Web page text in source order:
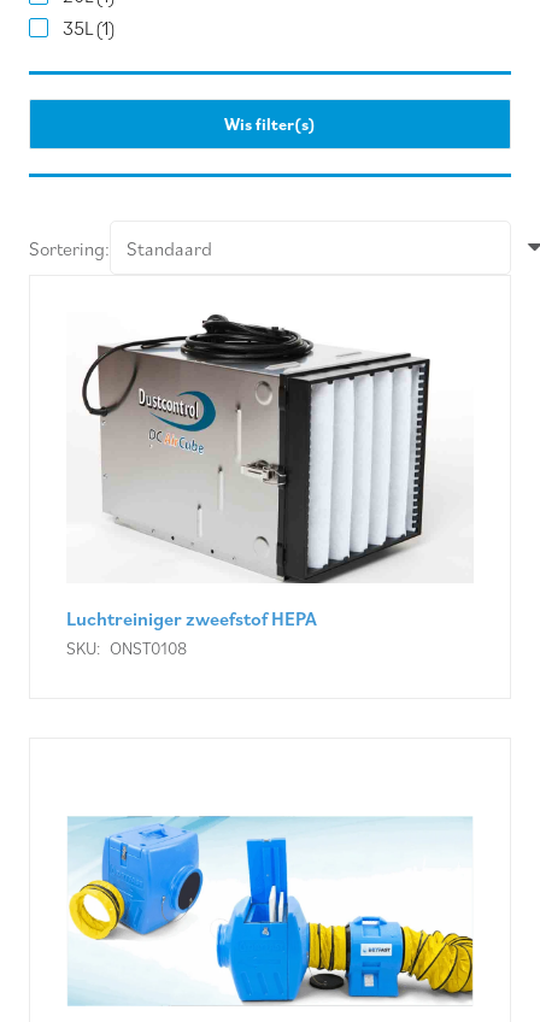
35L (1)
Wis filter(s)
Sortering:
Luchtreiniger zweefstof HEPA
SKU: ONST0108